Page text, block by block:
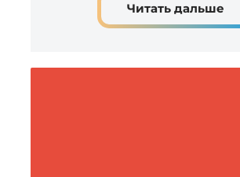
Читать дальше